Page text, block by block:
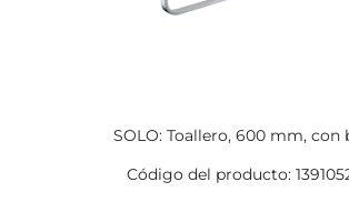
SOLO: Toallero, 600 mm, con
Código del producto: